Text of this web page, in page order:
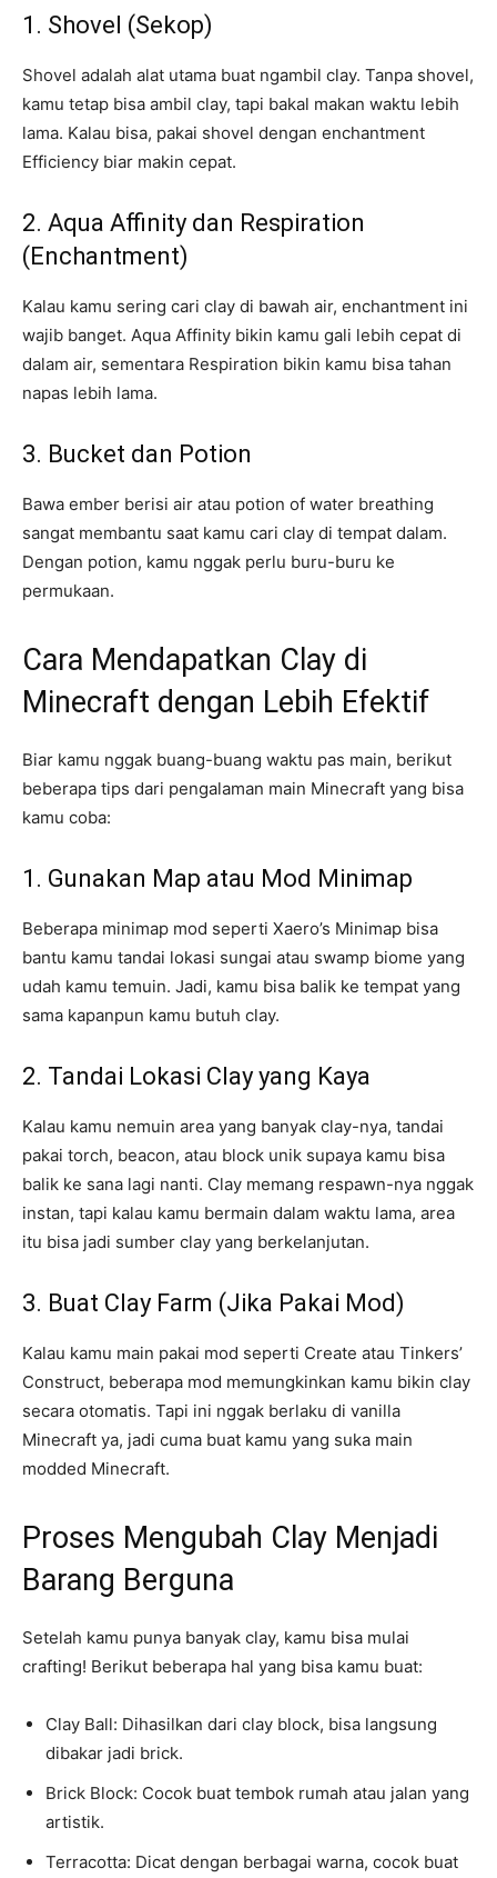
1. Shovel (Sekop)
Shovel adalah alat utama buat ngambil clay. Tanpa shovel,
kamu tetap bisa ambil clay, tapi bakal makan waktu lebih
lama. Kalau bisa, pakai shovel dengan enchantment
Efficiency biar makin cepat.
2. Aqua Affinity dan Respiration
(Enchantment)
Kalau kamu sering cari clay di bawah air, enchantment ini
wajib banget. Aqua Affinity bikin kamu gali lebih cepat di
dalam air, sementara Respiration bikin kamu bisa tahan
napas lebih lama.
3. Bucket dan Potion
Bawa ember berisi air atau potion of water breathing
sangat membantu saat kamu cari clay di tempat dalam.
Dengan potion, kamu nggak perlu buru-buru ke
permukaan.
Cara Mendapatkan Clay di
Minecraft dengan Lebih Efektif
Biar kamu nggak buang-buang waktu pas main, berikut
beberapa tips dari pengalaman main Minecraft yang bisa
kamu coba:
1. Gunakan Map atau Mod Minimap
Beberapa minimap mod seperti Xaero’s Minimap bisa
bantu kamu tandai lokasi sungai atau swamp biome yang
udah kamu temuin. Jadi, kamu bisa balik ke tempat yang
sama kapanpun kamu butuh clay.
2. Tandai Lokasi Clay yang Kaya
Kalau kamu nemuin area yang banyak clay-nya, tandai
pakai torch, beacon, atau block unik supaya kamu bisa
balik ke sana lagi nanti. Clay memang respawn-nya nggak
instan, tapi kalau kamu bermain dalam waktu lama, area
itu bisa jadi sumber clay yang berkelanjutan.
3. Buat Clay Farm (Jika Pakai Mod)
Kalau kamu main pakai mod seperti Create atau Tinkers’
Construct, beberapa mod memungkinkan kamu bikin clay
secara otomatis. Tapi ini nggak berlaku di vanilla
Minecraft ya, jadi cuma buat kamu yang suka main
modded Minecraft.
Proses Mengubah Clay Menjadi
Barang Berguna
Setelah kamu punya banyak clay, kamu bisa mulai
crafting! Berikut beberapa hal yang bisa kamu buat:
Clay Ball: Dihasilkan dari clay block, bisa langsung
dibakar jadi brick.
Brick Block: Cocok buat tembok rumah atau jalan yang
artistik.
Terracotta: Dicat dengan berbagai warna, cocok buat